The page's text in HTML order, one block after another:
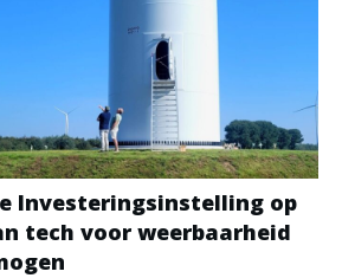
Investeringsinstelling op
tech voor weerbaarheid